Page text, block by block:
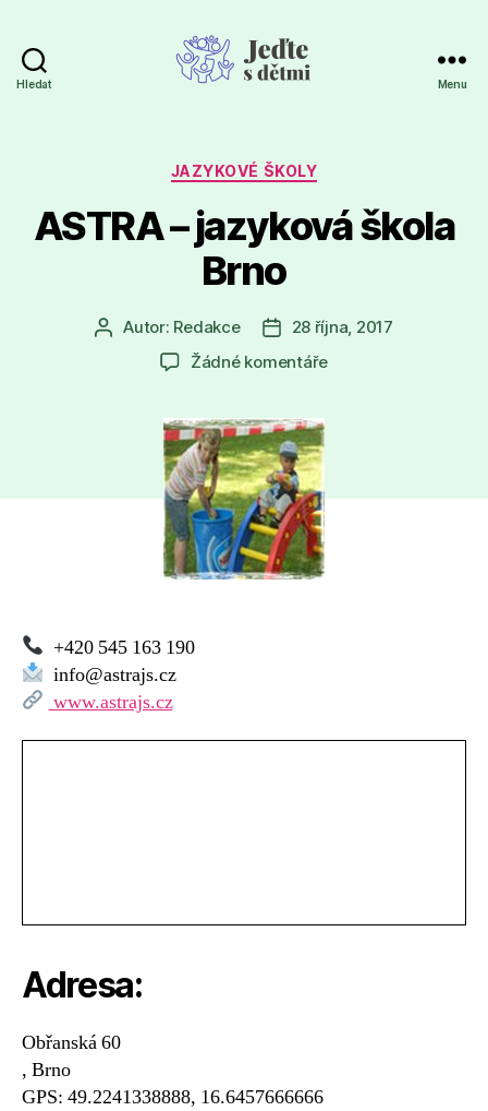
Hledat Menu
Rubriky
JAZYKOVÉ ŠKOLY
ASTRA – jazyková škola
Brno
Autor
příspěvku
Autor: Redakce
Datum
příspěvku
28 října, 2017
Žádné komentářeu
jazyková
+420 545 163 190
info@astrajs.cz
www.astrajs.cz
Adresa:
Obřanská 60
, Brno
GPS: 49.2241338888, 16.6457666666